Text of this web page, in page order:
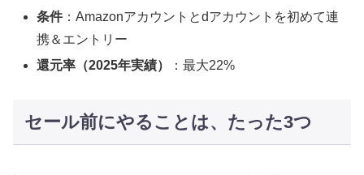
条件：Amazonアカウントとdアカウントを初めて連
携＆エントリー
還元率（2025年実績）
：最大22%
セール前にやることは、たった3つ